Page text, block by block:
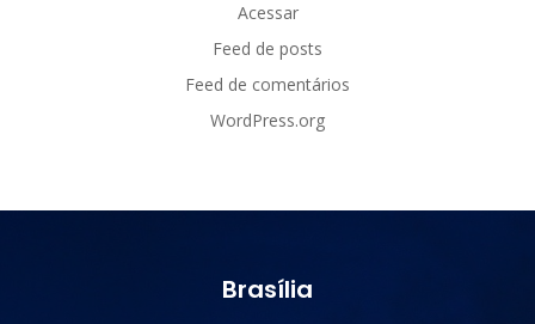
Acessar
Feed de posts
Feed de comentários
WordPress.org
Brasília